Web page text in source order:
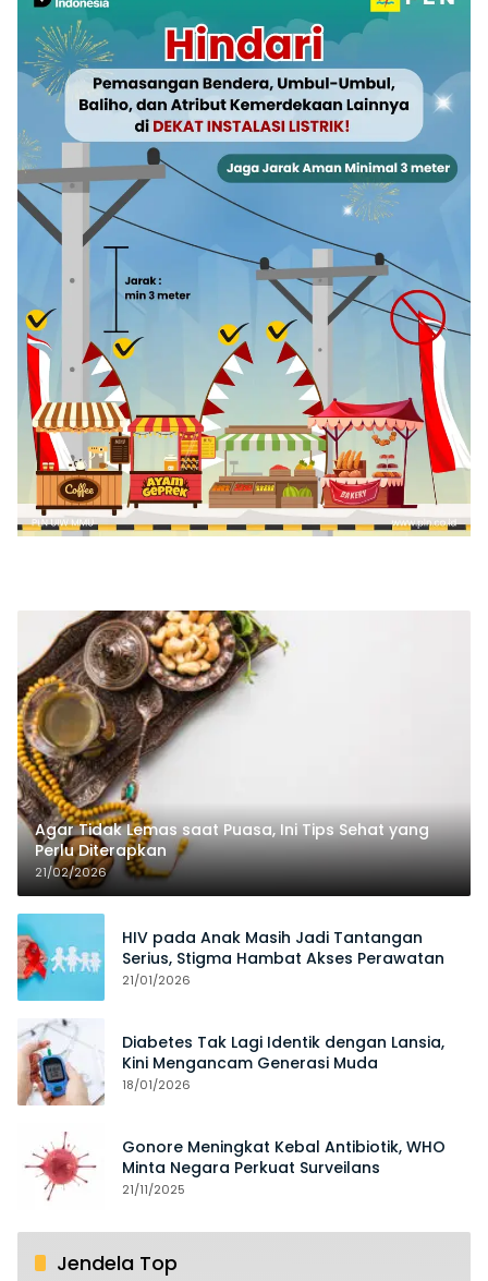
Agar Tidak Lemas saat Puasa, Ini Tips Sehat yang
Perlu Diterapkan
21/02/2026
HIV pada Anak Masih Jadi Tantangan
Serius, Stigma Hambat Akses Perawatan
21/01/2026
Diabetes Tak Lagi Identik dengan Lansia,
Kini Mengancam Generasi Muda
18/01/2026
Gonore Meningkat Kebal Antibiotik, WHO
Minta Negara Perkuat Surveilans
21/11/2025
Jendela Top